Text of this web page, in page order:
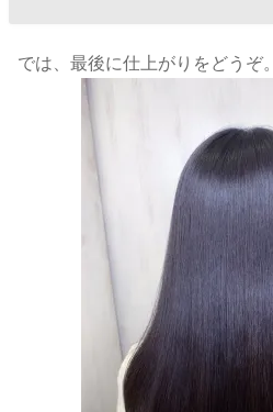
では、最後に仕上がりをどうぞ。